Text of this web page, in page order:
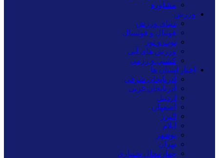
مشاوره
ورزش
دنیای ورزش
فوتبال و فوتسال
توپ و تور
ورزش های آبی
کشتی و رزمی
اخبار استان ها
آذربایجان شرقی
آذربایجان غربی
اردبیل
اصفهان
البرز
ایلام
بوشهر
تهران
چهارمحال بختیاری